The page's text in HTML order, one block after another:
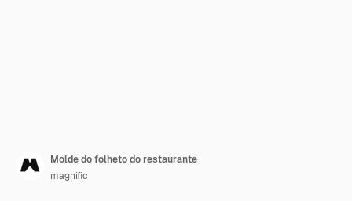
Molde do folheto do restaurante
magnific